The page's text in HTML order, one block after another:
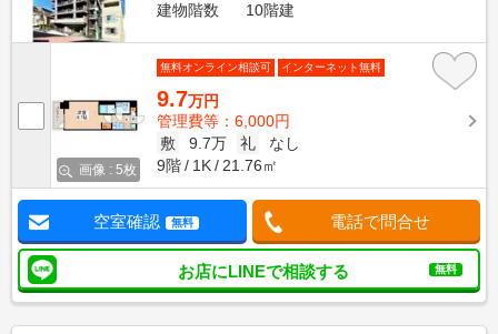
建物階数
10階建
画像 : 5枚
無料オンライン相談可 インターネット無料
9.7万円
管理費等：6,000円
敷
9.7万 礼
なし
9階
1K 21.76㎡
空室確認 無料 電話で問合せ
お店にLINEで相談する 無料